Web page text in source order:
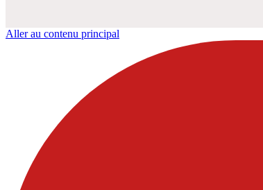
Aller au contenu principal